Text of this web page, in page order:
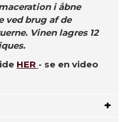
i åbne
ved brug af de
Vinen lagres 12
HER - se en video